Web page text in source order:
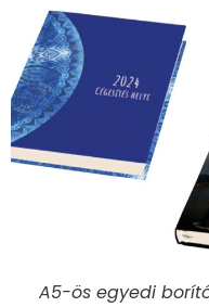
A5-ös egyedi